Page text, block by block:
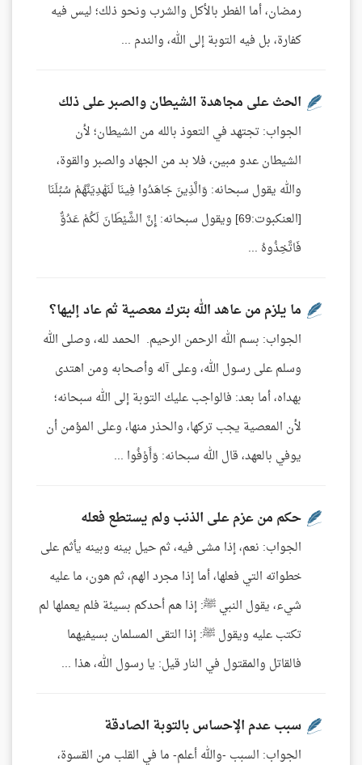
رمضان، أما الفطر بالأكل والشرب ونحو ذلك؛ ليس فيه
كفارة، بل فيه التوبة إلى الله، والندم ...
الحث على مجاهدة الشيطان والصبر على ذلك
الجواب: تجتهد في التعوذ بالله من الشيطان؛ لأن
الشيطان عدو مبين، فلا بد من الجهاد والصبر والقوة،
والله يقول سبحانه: وَالَّذِينَ جَاهَدُوا فِينَا لَنَهْدِيَنَّهُمْ سُبُلَنَا
[العنكبوت:69] ويقول سبحانه: إِنَّ الشَّيْطَانَ لَكُمْ عَدُوٌّ
فَاتَّخِذُوهُ ...
ما يلزم من عاهد الله بترك معصية ثم عاد إليها؟
الجواب: بسم الله الرحمن الرحيم. الحمد لله، وصلى الله
وسلم على رسول الله، وعلى آله وأصحابه ومن اهتدى
بهداه، أما بعد: فالواجب عليك التوبة إلى الله سبحانه؛
لأن المعصية يجب تركها، والحذر منها، وعلى المؤمن أن
يوفي بالعهد، قال الله سبحانه: وَأَوْفُوا ...
حكم من عزم على الذنب ولم يستطع فعله
الجواب: نعم، إذا مشى فيه، ثم حيل بينه وبينه يأثم على
خطواته التي فعلها، أما إذا مجرد الهم، ثم هون، ما عليه
شيء، يقول النبي ﷺ: إذا هم أحدكم بسيئة فلم يعملها لم
تكتب عليه ويقول ﷺ: إذا التقى المسلمان بسيفيهما
فالقاتل والمقتول في النار قيل: يا رسول الله، هذا ...
سبب عدم الإحساس بالتوبة الصادقة
الجواب: السبب -والله أعلم- ما في القلب من القسوة،